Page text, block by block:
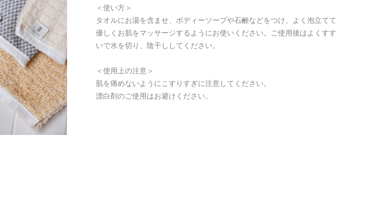
＜使い方＞
タオルにお湯を含ませ、ボディーソープや石鹸などをつけ、よく泡立てて
優しくお肌をマッサージするようにお使いください。ご使用後はよくすす
いで水を切り、陰干ししてください。
＜使用上の注意＞
肌を痛めないようにこすりすぎに注意してください。
漂白剤のご使用はお避けください。